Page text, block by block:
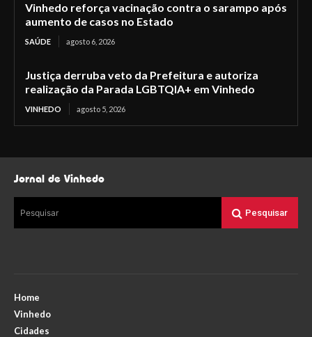
Vinhedo reforça vacinação contra o sarampo após
aumento de casos no Estado
SAÚDE agosto 6, 2026
Justiça derruba veto da Prefeitura e autoriza
realização da Parada LGBTQIA+ em Vinhedo
VINHEDO agosto 5, 2026
Jornal de Vinhedo
Pesquisar Pesquisar
Home
Vinhedo
Cidades